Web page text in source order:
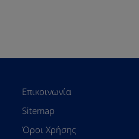
Επικοινωνία
Sitemap
Όροι Χρήσης